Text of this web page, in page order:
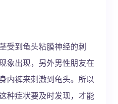
受到龟头粘膜神经的刺
象出现，另外男性朋友在
内裤来刺激到龟头。所以
种症状要及时发现，才能